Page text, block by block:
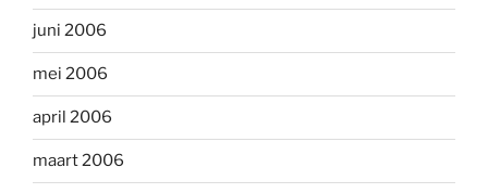
juni 2006
mei 2006
april 2006
maart 2006